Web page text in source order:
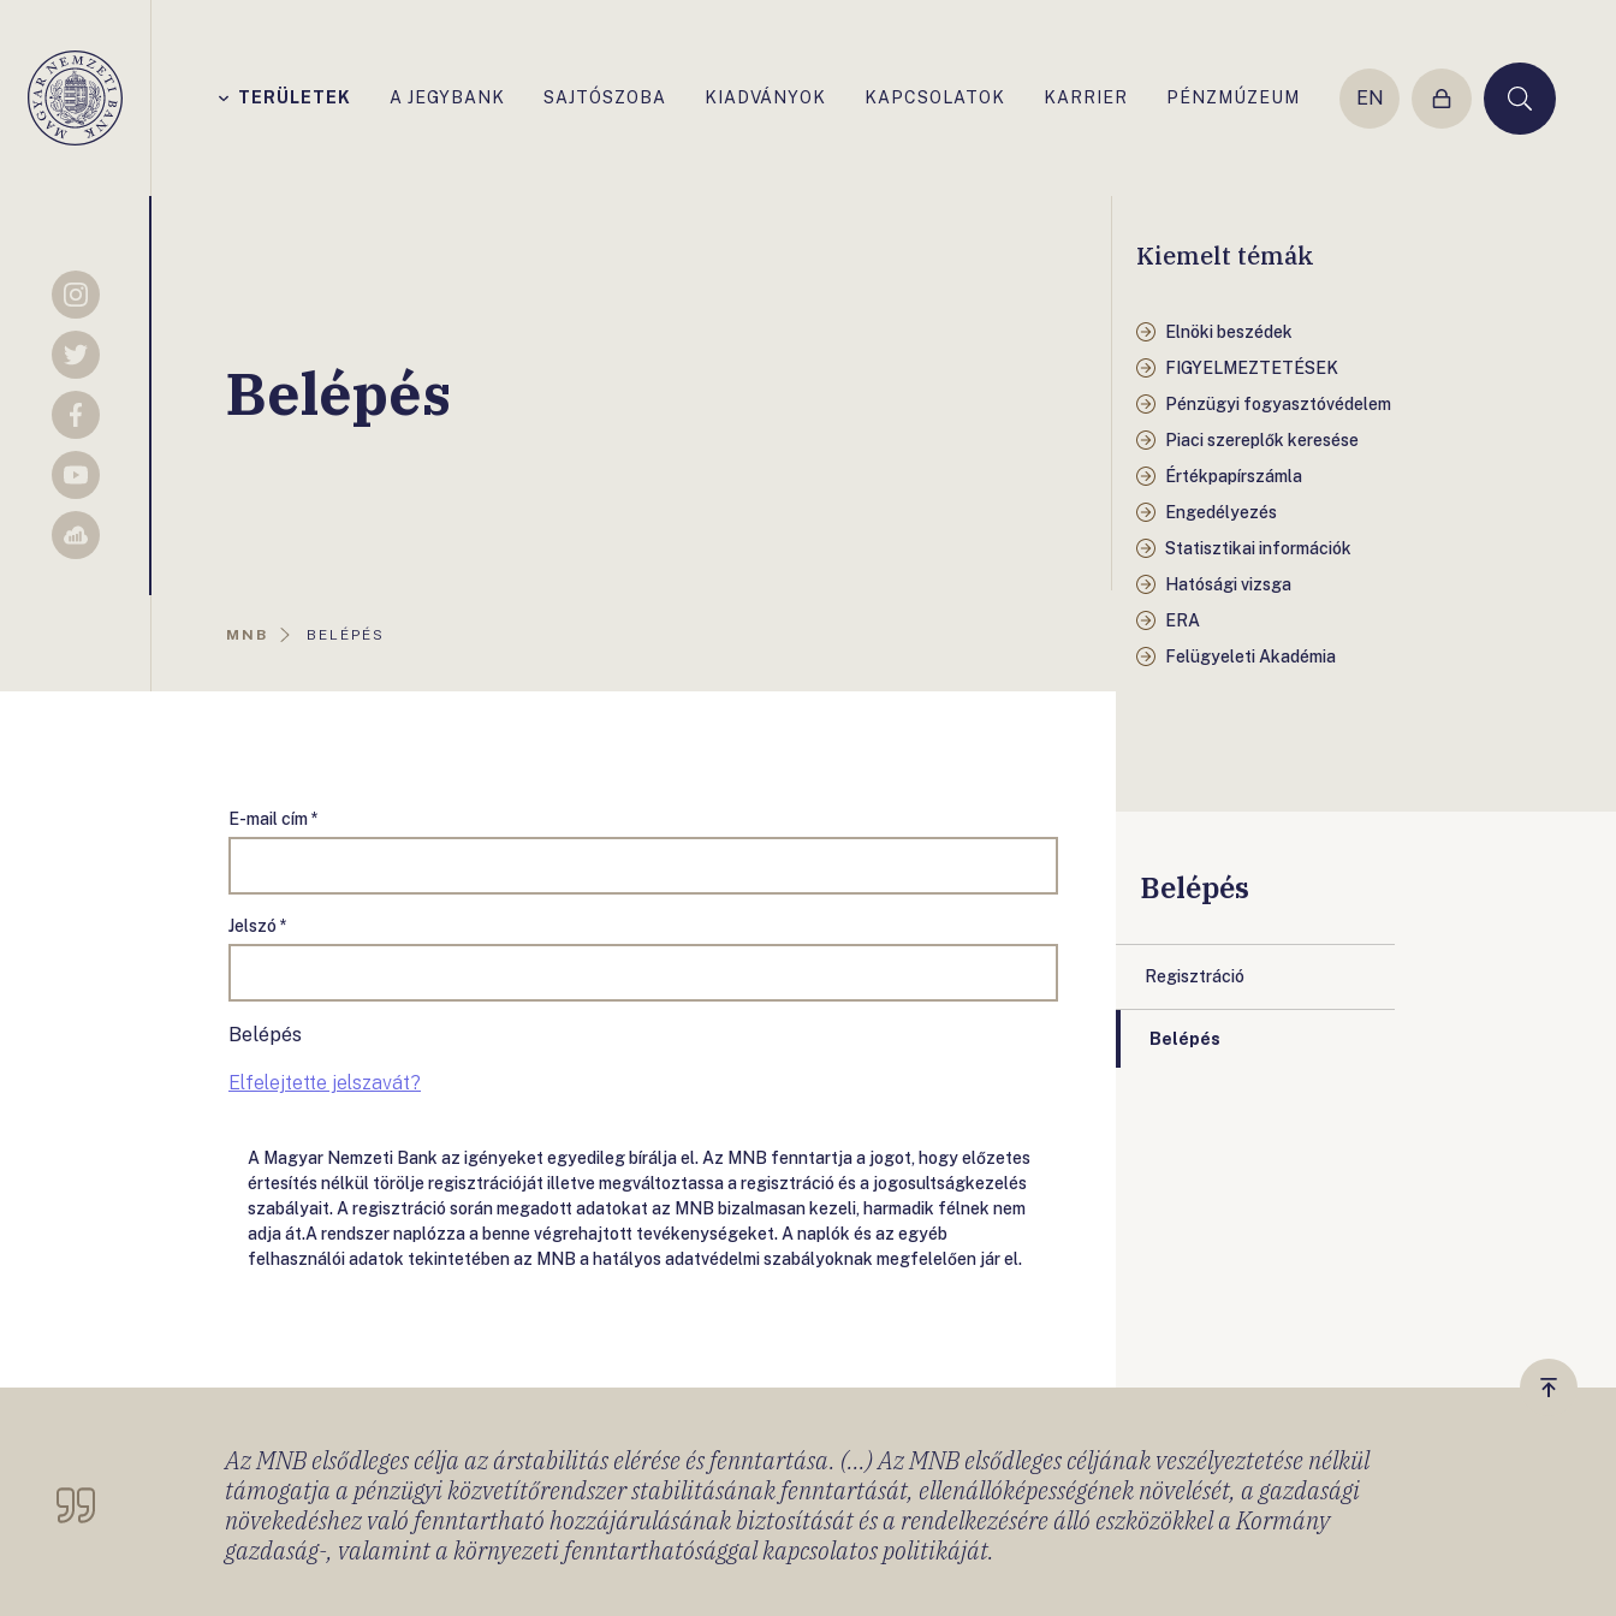
Magyar
Nemzeti
TERÜLETEK A JEGYBANK SAJTÓSZOBA KIADVÁNYOK KAPCSOLATOK KARRIER PÉNZMÚZEUM EN
Belépés Keresés
Instagram
Twitter
Facebook
YouTube
Sellsy
Belépés
MNB
AKTUÁLIS
BELÉPÉS
Kiemelt témák
Elnöki beszédek
FIGYELMEZTETÉSEK
Pénzügyi fogyasztóvédelem
Piaci szereplők keresése
Értékpapírszámla
Engedélyezés
Statisztikai információk
Hatósági vizsga
ERA
Felügyeleti Akadémia
E-mail cím *
Jelszó *
Belépés
Elfelejtette jelszavát?
A Magyar Nemzeti Bank az igényeket egyedileg bírálja el. Az MNB fenntartja a jogot, hogy előzetes
értesítés nélkül törölje regisztrációját illetve megváltoztassa a regisztráció és a jogosultságkezelés
szabályait. A regisztráció során megadott adatokat az MNB bizalmasan kezeli, harmadik félnek nem
adja át.A rendszer naplózza a benne végrehajtott tevékenységeket. A naplók és az egyéb
felhasználói adatok tekintetében az MNB a hatályos adatvédelmi szabályoknak megfelelően jár el.
Belépés
Regisztráció
Belépés
Vissza
Az MNB elsődleges célja az árstabilitás elérése és fenntartása. (...) Az MNB elsődleges céljának veszélyeztetése nélkül
támogatja a pénzügyi közvetítőrendszer stabilitásának fenntartását, ellenállóképességének növelését, a gazdasági
növekedéshez való fenntartható hozzájárulásának biztosítását és a rendelkezésére álló eszközökkel a Kormány
gazdaság-, valamint a környezeti fenntarthatósággal kapcsolatos politikáját.